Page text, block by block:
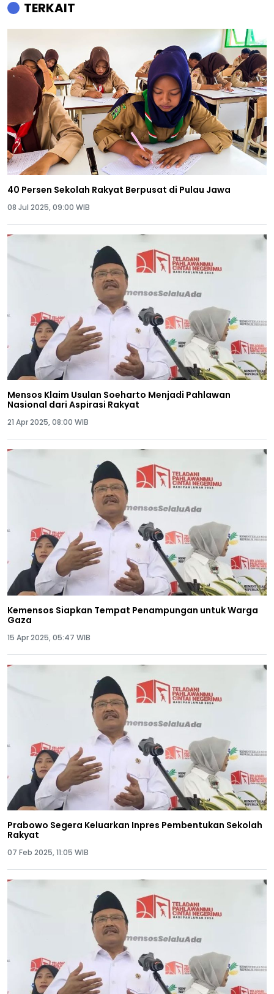
TERKAIT
40 Persen Sekolah Rakyat Berpusat di Pulau Jawa
08 Jul 2025, 09:00 WIB
Mensos Klaim Usulan Soeharto Menjadi Pahlawan
Nasional dari Aspirasi Rakyat
21 Apr 2025, 08:00 WIB
Kemensos Siapkan Tempat Penampungan untuk Warga
Gaza
15 Apr 2025, 05:47 WIB
Prabowo Segera Keluarkan Inpres Pembentukan Sekolah
Rakyat
07 Feb 2025, 11:05 WIB